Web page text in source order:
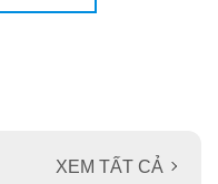
XEM TẤT CẢ